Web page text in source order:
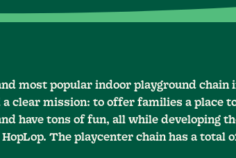
most popular indoor playground
a clear mission: to offer families a place
have tons of fun, all while developing
The playcenter chain has a total